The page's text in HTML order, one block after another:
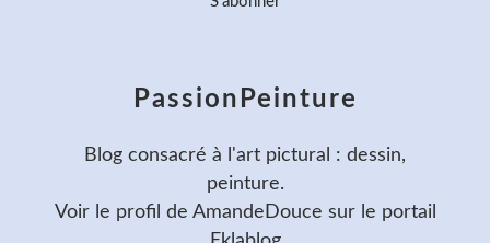
PassionPeinture
Blog consacré à l'art pictural : dessin,
peinture.
Voir le profil de AmandeDouce sur le portail